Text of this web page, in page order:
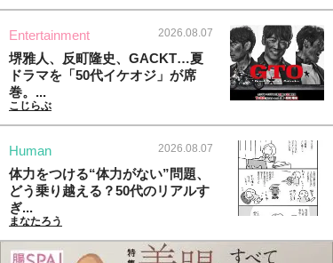
Entertainment 2026.08.07
堺雅人、反町隆史、GACKT…夏
ドラマを「50代イケオジ」が席
巻。...
こじらぶ
Human 2026.08.07
体力をつける“体力がない”問題、
どう乗り越える？50代のリアルす
ぎ...
まなたろう